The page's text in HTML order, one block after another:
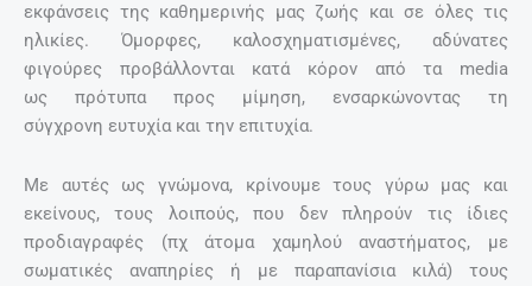
εκφάνσεις της καθημερινής μας ζωής και σε όλες τις
ηλικίες. Όμορφες, καλοσχηματισμένες, αδύνατες
φιγούρες προβάλλονται κατά κόρον από τα media
ως πρότυπα προς μίμηση, ενσαρκώνοντας τη
σύγχρονη ευτυχία και την επιτυχία.
Με αυτές ως γνώμονα, κρίνουμε τους γύρω μας και
εκείνους, τους λοιπούς, που δεν πληρούν τις ίδιες
προδιαγραφές (πχ άτομα χαμηλού αναστήματος, με
σωματικές αναπηρίες ή με παραπανίσια κιλά) τους